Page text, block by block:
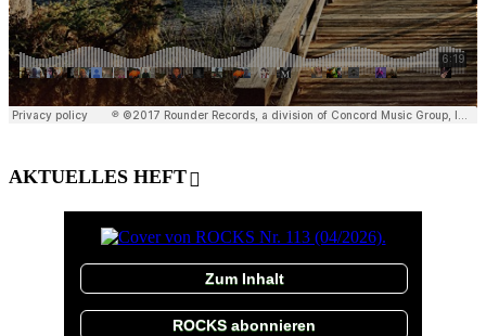
AKTUELLES HEFT
Zum Inhalt
ROCKS abonnieren